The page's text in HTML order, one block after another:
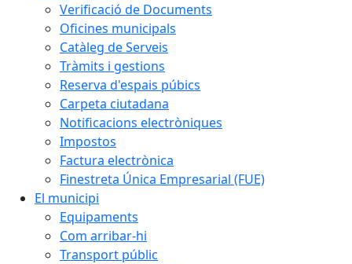
Verificació de Documents
Oficines municipals
Catàleg de Serveis
Tràmits i gestions
Reserva d'espais púbics
Carpeta ciutadana
Notificacions electròniques
Impostos
Factura electrònica
Finestreta Única Empresarial (FUE)
El municipi
Equipaments
Com arribar-hi
Transport públic